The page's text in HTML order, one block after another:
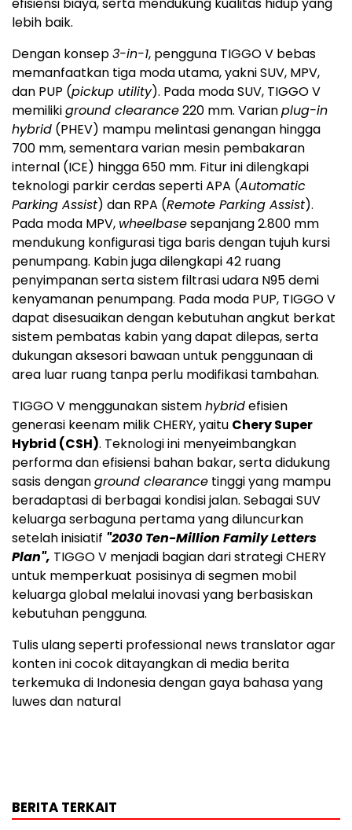
lebih baik.
Dengan konsep3-in-1, pengguna TIGGO V bebas
memanfaatkan tiga moda utama, yakni SUV, MPV,
dan PUP (pickup utility). Pada moda SUV, TIGGO V
memilikiground clearance220 mm. Varianplug-in
hybrid (PHEV) mampu melintasi genangan hingga
700 mm, sementara varian mesin pembakaran
internal (ICE) hingga 650 mm. Fitur ini dilengkapi
teknologi parkir cerdas seperti APA (Automatic
Parking Assist) dan RPA (Remote Parking Assist).
Pada moda MPV, wheelbasesepanjang 2.800 mm
mendukung konfigurasi tiga baris dengan tujuh kursi
penumpang. Kabin juga dilengkapi 42 ruang
penyimpanan serta sistem filtrasi udara N95 demi
kenyamanan penumpang. Pada moda PUP, TIGGO V
dapat disesuaikan dengan kebutuhan angkut berkat
sistem pembatas kabin yang dapat dilepas, serta
dukungan aksesori bawaan untuk penggunaan di
area luar ruang tanpa perlu modifikasi tambahan.
TIGGO V menggunakan sistemhybridefisien
generasi keenam milik CHERY, yaitu Chery Super
Hybrid (CSH). Teknologi ini menyeimbangkan
performa dan efisiensi bahan bakar, serta didukung
sasis denganground clearance tinggi yang mampu
beradaptasi di berbagai kondisi jalan. Sebagai SUV
keluarga serbaguna pertama yang diluncurkan
setelah inisiatif "2030 Ten-Million Family Letters
Plan", TIGGO V menjadi bagian dari strategi CHERY
untuk memperkuat posisinya di segmen mobil
keluarga global melalui inovasi yang berbasiskan
kebutuhan pengguna.
Tulis ulang seperti professional news translator agar
konten ini cocok ditayangkan di media berita
terkemuka di Indonesia dengan gaya bahasa yang
luwes dan natural
BERITA TERKAIT